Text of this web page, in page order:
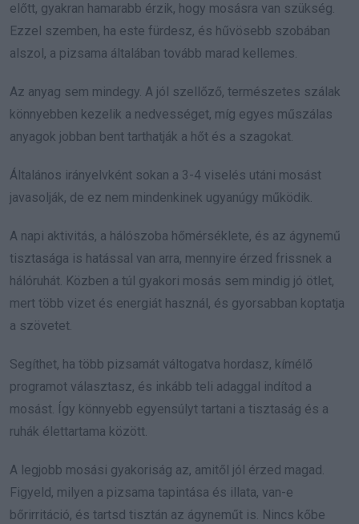
előtt, gyakran hamarabb érzik, hogy mosásra van szükség.
Ezzel szemben, ha este fürdesz, és hűvösebb szobában
alszol, a pizsama általában tovább marad kellemes.
Az anyag sem mindegy. A jól szellőző, természetes szálak
könnyebben kezelik a nedvességet, míg egyes műszálas
anyagok jobban bent tarthatják a hőt és a szagokat.
Általános irányelvként sokan a 3-4 viselés utáni mosást
javasolják, de ez nem mindenkinek ugyanúgy működik.
A napi aktivitás, a hálószoba hőmérséklete, és az ágynemű
tisztasága is hatással van arra, mennyire érzed frissnek a
hálóruhát. Közben a túl gyakori mosás sem mindig jó ötlet,
mert több vizet és energiát használ, és gyorsabban koptatja
a szövetet.
Segíthet, ha több pizsamát váltogatva hordasz, kímélő
programot választasz, és inkább teli adaggal indítod a
mosást. Így könnyebb egyensúlyt tartani a tisztaság és a
ruhák élettartama között.
A legjobb mosási gyakoriság az, amitől jól érzed magad.
Figyeld, milyen a pizsama tapintása és illata, van-e
bőrirritáció, és tartsd tisztán az ágyneműt is. Nincs kőbe